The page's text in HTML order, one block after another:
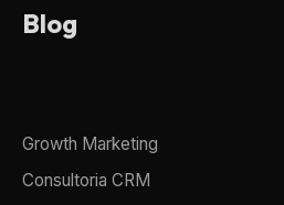
Blog
Growth Marketing
Consultoria CRM